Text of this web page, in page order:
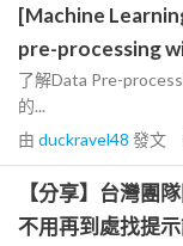
[Machine
pre-processing
了解Data Pre-
的...
由 duckravel48 發文
【分享】台灣團
不用再到處找提